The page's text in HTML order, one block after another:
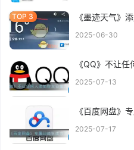
《墨迹天气》
2025-06-30
《QQ》不让
2025-07-13
《百度网盘》
2025-07-17